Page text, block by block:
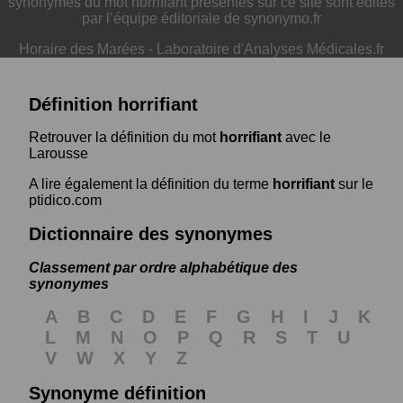
par l’équipe éditoriale de synonymo.fr
Horaire des Marées - Laboratoire d'Analyses Médicales.fr
Définition horrifiant
Retrouver la définition du mot horrifiant avec le
Larousse
A lire également la définition du terme horrifiant sur le
ptidico.com
Dictionnaire des synonymes
Classement par ordre alphabétique des
synonymes
A B C D E F G H I J
K
L
M N O P Q R S T
U
V
W X Y
Z
Synonyme définition